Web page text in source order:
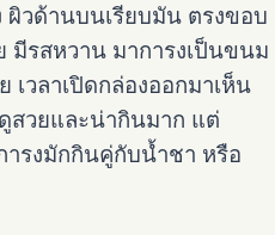
ผิวด้านบนเรียบมัน ตรงขอบ
รสหวาน มาการงเป็นขนม
เวลาเปิดกล่องออกมาเห็น
สวยและน่ากินมาก แต่
ารงมักกินคู่กับน้ำชา หรือ